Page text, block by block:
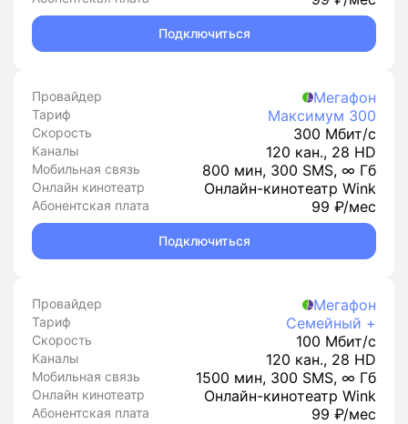
Подключиться
Провайдер Мегафон
Тариф Максимум 300
Скорость 300 Мбит/с
Каналы 120 кан., 28 HD
Мобильная связь 800 мин, 300 SMS, ∞ Гб
Онлайн кинотеатр Онлайн-кинотеатр Wink
Абонентская плата 99 ₽/мес
Подключиться
Провайдер Мегафон
Тариф Семейный +
Скорость 100 Мбит/с
Каналы 120 кан., 28 HD
Мобильная связь 1500 мин, 300 SMS, ∞ Гб
Онлайн кинотеатр Онлайн-кинотеатр Wink
Абонентская плата 99 ₽/мес